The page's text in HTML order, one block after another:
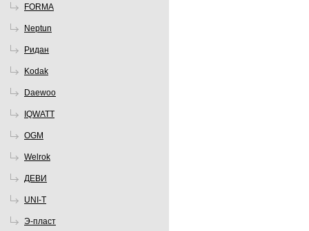
FORMA
Neptun
Ридан
Kodak
Daewoo
IQWATT
OGM
Welrok
ДЕВИ
UNI-T
Э-пласт